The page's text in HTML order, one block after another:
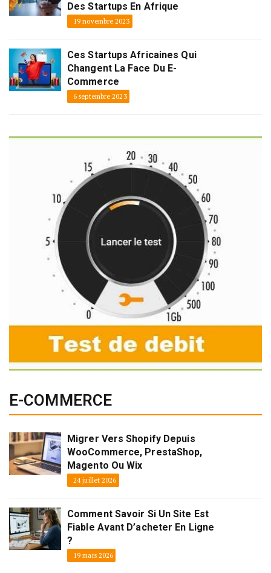
Des Startups En Afrique
19 novembre 2023
Ces Startups Africaines Qui
Changent La Face Du E-
Commerce
6 septembre 2023
E-COMMERCE
Migrer Vers Shopify Depuis
WooCommerce, PrestaShop,
Magento Ou Wix
24 juillet 2026
Comment Savoir Si Un Site Est
Fiable Avant D’acheter En Ligne
?
19 mars 2026